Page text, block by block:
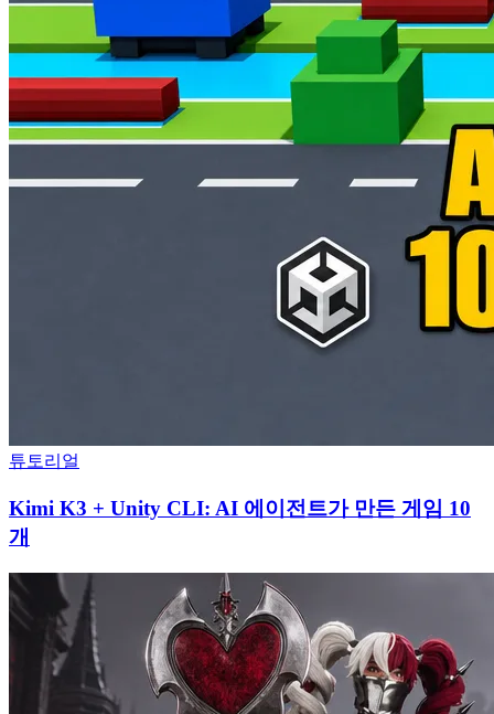
튜토리얼
Kimi K3 + Unity CLI: AI 에이전트가 만든 게임 10
개